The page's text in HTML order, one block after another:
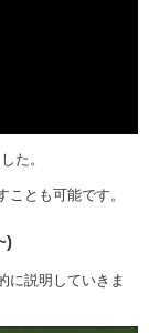
た。
とも可能です。
に説明していきま